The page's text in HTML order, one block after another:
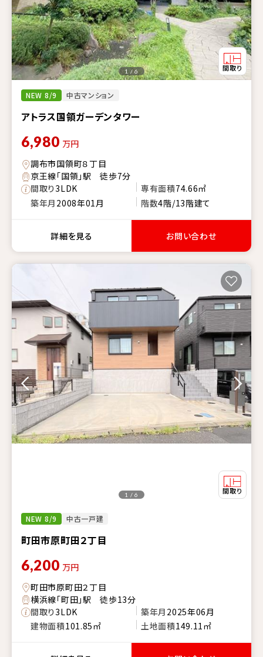
NEW 8/9 中古マンション
アトラス国領ガーデンタワー
1 / 6
6,980 万円
調布市国領町８丁目
京王線「国領」駅 徒歩7分
間取り3LDK 専有面積74.66㎡
築年月 2008年01月 階数4階/13階建て
詳細を見る お問い合わせ
NEW 8/9 中古一戸建
町田市原町田２丁目
1 / 6
6,200 万円
町田市原町田２丁目
横浜線「町田」駅 徒歩13分
間取り3LDK 築年月 2025年06月
建物面積101.85㎡ 土地面積149.11㎡